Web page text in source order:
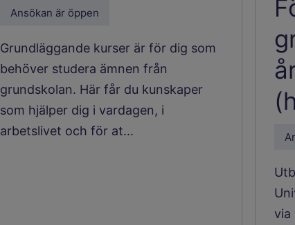
Ansökan är öppen
Grundläggande kurser är för dig som
behöver studera ämnen från
grundskolan. Här får du kunskaper
som hjälper dig i vardagen, i
arbetslivet och för at...
via